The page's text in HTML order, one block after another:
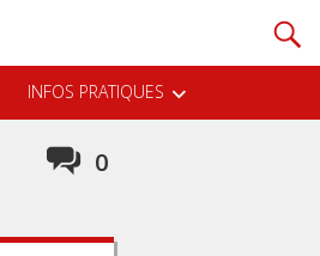
INFOS PRATIQUES
0